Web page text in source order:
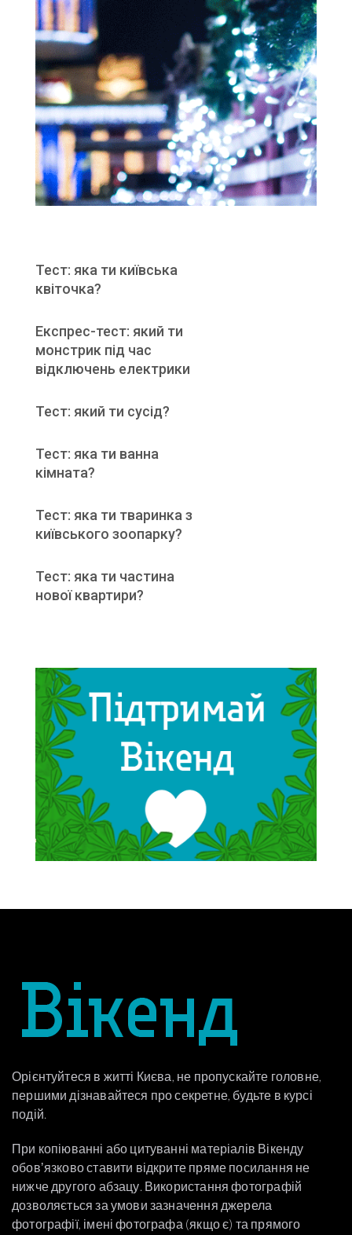
Тест: яка ти київська
квіточка?
Експрес-тест: який ти
монстрик під час
відключень електрики
Тест: який ти сусід?
Тест: яка ти ванна
кімната?
Тест: яка ти тваринка з
київського зоопарку?
Тест: яка ти частина
нової квартири?
Орієнтуйтеся в житті Києва, не пропускайте головне,
першими дізнавайтеся про секретне, будьте в курсі
подій.
При копіюванні або цитуванні матеріалів Вікенду
обовʼязково ставити відкрите пряме посилання не
нижче другого абзацу. Використання фотографій
дозволяється за умови зазначення джерела
фотографії, імені фотографа (якщо є) та прямого